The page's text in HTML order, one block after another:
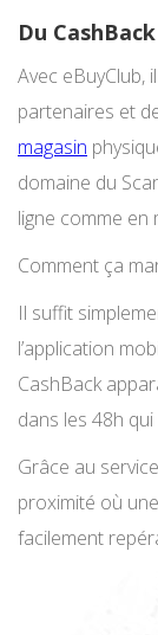
Du
Avec eBuyClub,
partenaires et
magasin
domaine du
ligne comme en
Comment ça
Il suffit
l’application
CashBack
dans les 48h qui
Grâce au
proximité où
facilement